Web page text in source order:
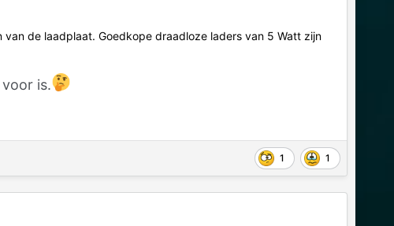
de laadplaat. Goedkope draadloze laders van 5 Watt zijn
is.
1 1